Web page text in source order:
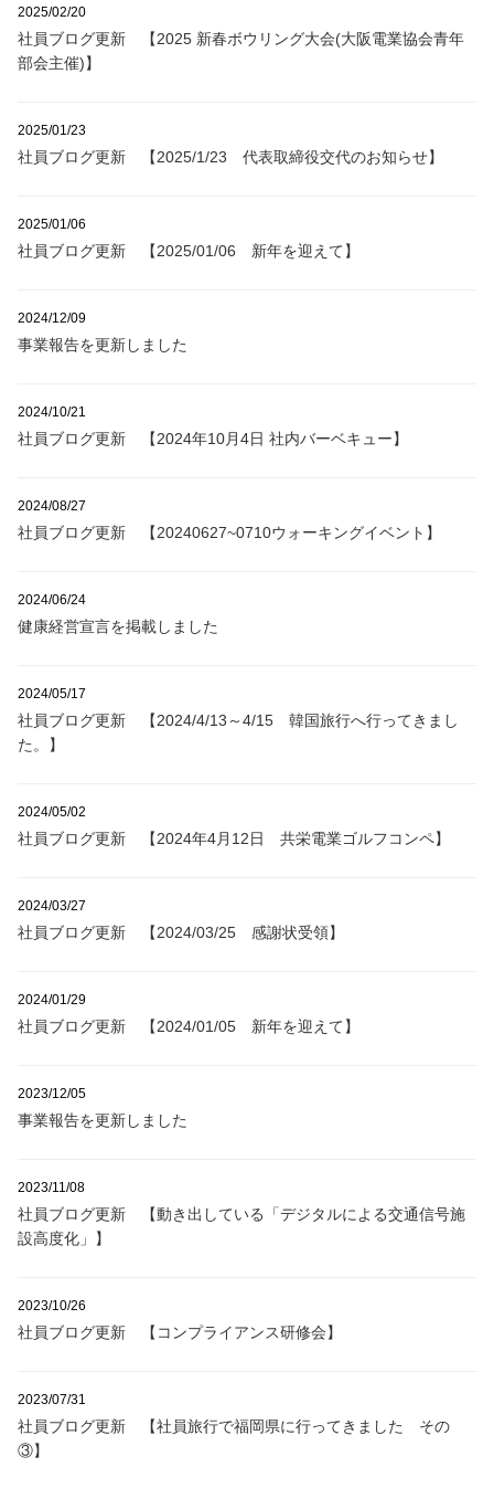
2025/02/20
社員ブログ更新 【2025 新春ボウリング大会(大阪電業協会青年
部会主催)】
2025/01/23
社員ブログ更新 【2025/1/23 代表取締役交代のお知らせ】
2025/01/06
社員ブログ更新 【2025/01/06 新年を迎えて】
2024/12/09
事業報告を更新しました
2024/10/21
社員ブログ更新 【2024年10月4日 社内バーベキュー】
2024/08/27
社員ブログ更新 【20240627~0710ウォーキングイベント】
2024/06/24
健康経営宣言を掲載しました
2024/05/17
社員ブログ更新 【2024/4/13～4/15 韓国旅行へ行ってきまし
た。】
2024/05/02
社員ブログ更新 【2024年4月12日 共栄電業ゴルフコンペ】
2024/03/27
社員ブログ更新 【2024/03/25 感謝状受領】
2024/01/29
社員ブログ更新 【2024/01/05 新年を迎えて】
2023/12/05
事業報告を更新しました
2023/11/08
社員ブログ更新 【動き出している「デジタルによる交通信号施
設高度化」】
2023/10/26
社員ブログ更新 【コンプライアンス研修会】
2023/07/31
社員ブログ更新 【社員旅行で福岡県に行ってきました その
③】